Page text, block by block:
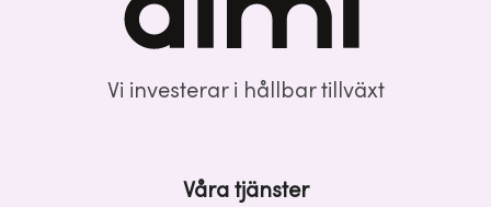
Vi investerar i hållbar tillväxt
Våra tjänster